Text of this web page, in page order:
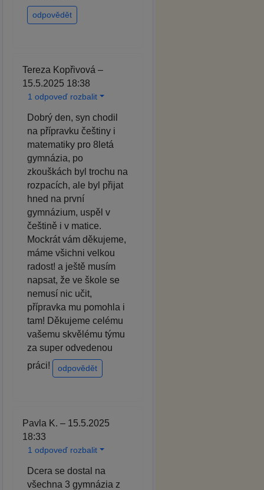
odpovědět
Tereza Kopřivová –
15.5.2025 18:38
1 odpoveď rozbalit
Dobrý den, syn chodil
na přípravku češtiny i
matematiky pro 8letá
gymnázia, po
zkouškách byl trochu na
rozpacích, ale byl přijat
hned na první
gymnázium, uspěl v
češtině i v matice.
Mockrát vám děkujeme,
máme všichni velkou
radost! a ještě musím
napsat, že ve škole se
nemusí nic učit,
přípravka mu pomohla i
tam! Děkujeme celému
vašemu skvělému týmu
za super odvedenou
práci!
odpovědět
Pavla K. – 15.5.2025
18:33
1 odpoveď rozbalit
Dcera se dostal na
všechna 3 gymnázia z